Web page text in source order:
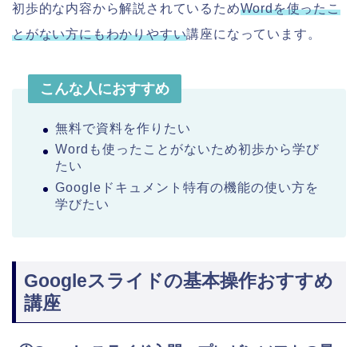
初歩的な内容から解説されているためWordを使ったこ
とがない方にもわかりやすい講座になっています。
こんな人におすすめ
無料で資料を作りたい
Wordも使ったことがないため初歩から学び
たい
Googleドキュメント特有の機能の使い方を
学びたい
Googleスライドの基本操作おすすめ
講座